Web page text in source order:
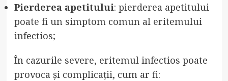
Pierderea apetitului: pierderea apetitului
poate fi un simptom comun al eritemului
infectios;
În cazurile severe, eritemul infectios poate
provoca și complicații, cum ar fi: